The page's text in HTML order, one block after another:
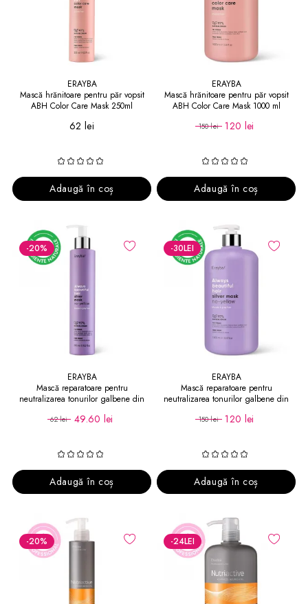
ERAYBA
Mască hrănitoare pentru păr vopsit
ABH Color Care Mask 250ml
62 lei
Adaugă în coș
ERAYBA
Mască hrănitoare pentru păr vopsit
ABH Color Care Mask 1000 ml
150 lei 120 lei
Adaugă în coș
-20%
ERAYBA
Mască reparatoare pentru
neutralizarea tonurilor galbene din
62 lei 49.60 lei
Adaugă în coș
-30LEI
ERAYBA
Mască reparatoare pentru
neutralizarea tonurilor galbene din
150 lei 120 lei
Adaugă în coș
-20% -24LEI